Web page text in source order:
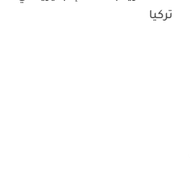
تركيا